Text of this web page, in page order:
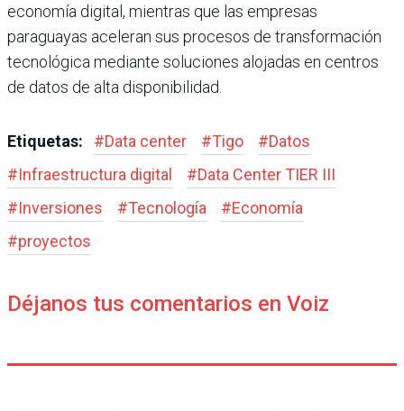
economía digital, mientras que las empresas
paraguayas aceleran sus procesos de transformación
tecnológica mediante soluciones alojadas en centros
de datos de alta disponibilidad.
Etiquetas: #Data center #Tigo #Datos
#Infraestructura digital #Data Center TIER III
#Inversiones #Tecnología #Economía
#proyectos
Déjanos tus comentarios en Voiz